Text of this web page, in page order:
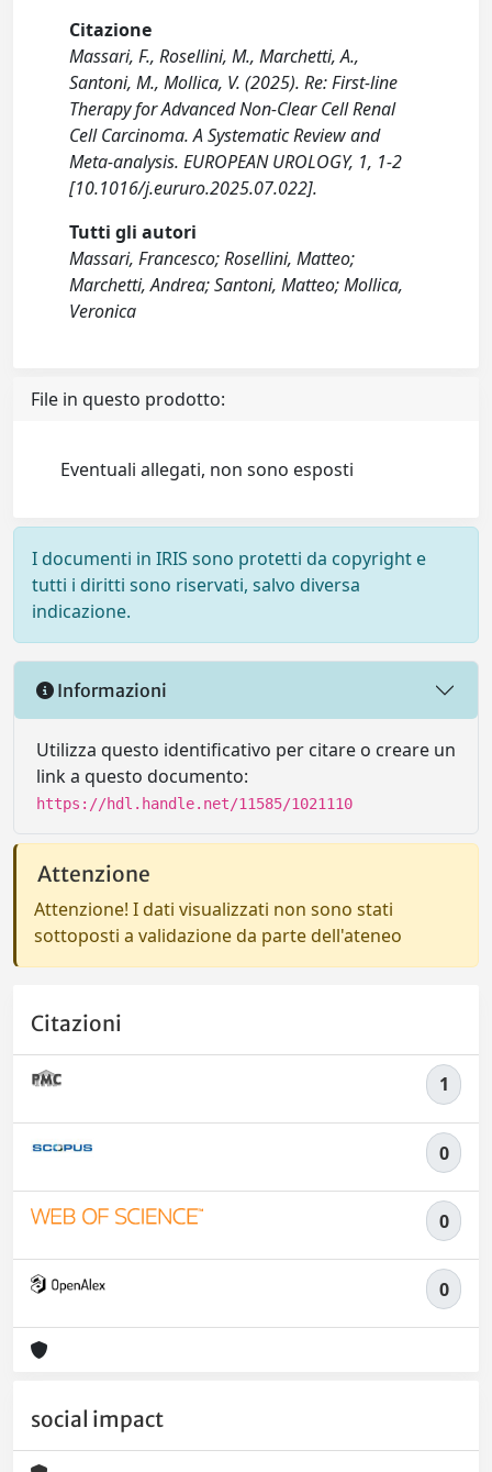
Citazione
Massari, F., Rosellini, M., Marchetti, A.,
Santoni, M., Mollica, V. (2025). Re: First-line
Therapy for Advanced Non-Clear Cell Renal
Cell Carcinoma. A Systematic Review and
Meta-analysis. EUROPEAN UROLOGY, 1, 1-2
[10.1016/j.eururo.2025.07.022].
Tutti gli autori
Massari, Francesco; Rosellini, Matteo;
Marchetti, Andrea; Santoni, Matteo; Mollica,
Veronica
File in questo prodotto:
Eventuali allegati, non sono esposti
I documenti in IRIS sono protetti da copyright e
tutti i diritti sono riservati, salvo diversa
indicazione.
Informazioni
Utilizza questo identificativo per citare o creare un
link a questo documento:
https://hdl.handle.net/11585/1021110
Attenzione
Attenzione! I dati visualizzati non sono stati
sottoposti a validazione da parte dell'ateneo
Citazioni
1
0
0
0
social impact